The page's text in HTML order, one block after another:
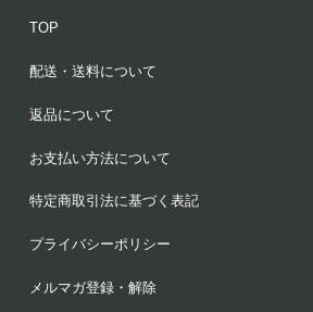
TOP
配送・送料について
返品について
お支払い方法について
特定商取引法に基づく表記
プライバシーポリシー
メルマガ登録・解除